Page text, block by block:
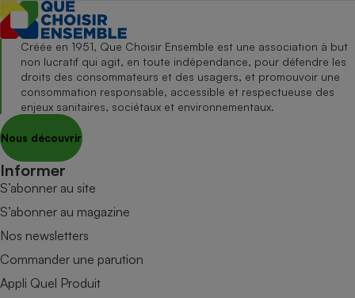
Créée en 1951, Que Choisir Ensemble est une association à but
non lucratif qui agit, en toute indépendance, pour défendre les
droits des consommateurs et des usagers, et promouvoir une
consommation responsable, accessible et respectueuse des
enjeux sanitaires, sociétaux et environnementaux.
Nous découvrir
Informer
S’abonner au site
S’abonner au magazine
Nos newsletters
Commander une parution
Appli Quel Produit